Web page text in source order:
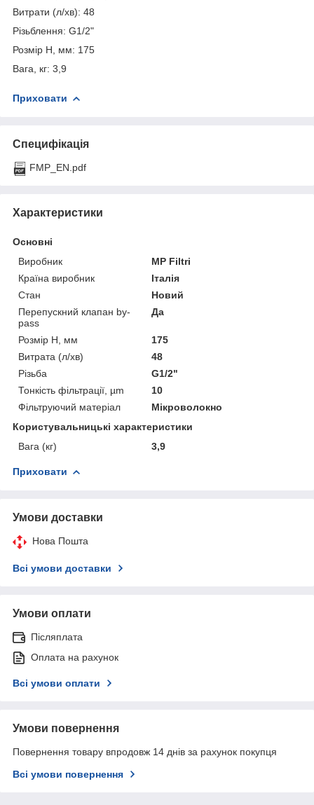
Витрати (л/хв): 48
Різьблення: G1/2"
Розмір H, мм: 175
Вага, кг: 3,9
Приховати
Специфікація
FMP_EN.pdf
Характеристики
Основні
Виробник
MP Filtri
Країна виробник
Італія
Стан
Новий
Перепускний клапан by-
pass
Да
Розмір H, мм
175
Витрата (л/хв)
48
Різьба
G1/2"
Тонкість фільтрації, µm
10
Фільтруючий матеріал
Мікроволокно
Користувальницькі характеристики
Вага (кг)
3,9
Приховати
Умови доставки
Нова Пошта
Всі умови доставки
Умови оплати
Післяплата
Оплата на рахунок
Всі умови оплати
Умови повернення
Повернення товару впродовж 14 днів за рахунок покупця
Всі умови повернення